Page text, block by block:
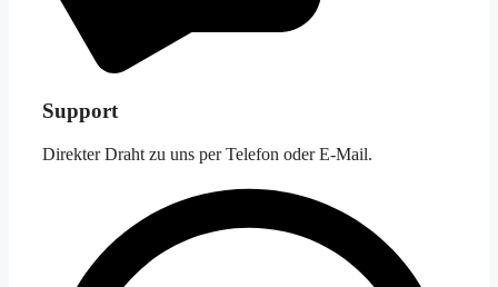
Support
Direkter Draht zu uns per Telefon oder E-Mail.